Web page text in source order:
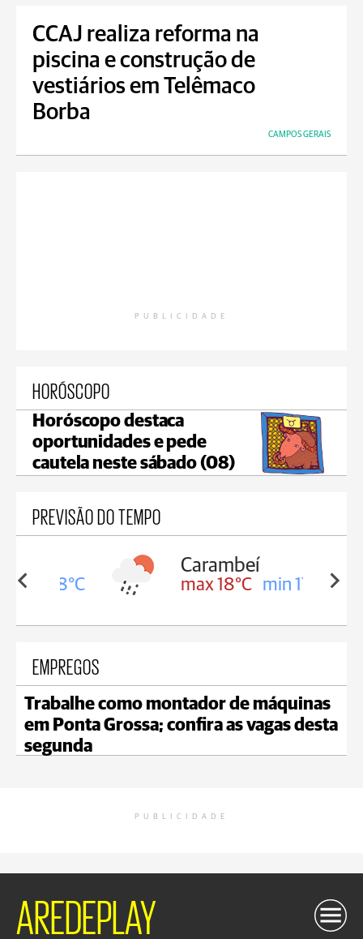
CCAJ realiza reforma na
piscina e construção de
vestiários em Telêmaco
Borba
CAMPOS GERAIS
PUBLICIDADE
HORÓSCOPO
Horóscopo destaca
oportunidades e pede
cautela neste sábado (08)
PREVISÃO DO TEMPO
18°C
Carambeí
max 18°C min 17°C
EMPREGOS
Trabalhe como montador de máquinas
em Ponta Grossa; confira as vagas desta
segunda
PUBLICIDADE
AREDEPLAY